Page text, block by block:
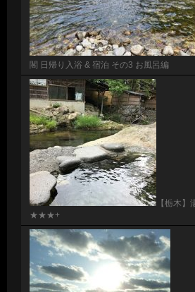
閣 日帰り入浴 & 宿泊 その3 お風呂編
【栃木
★★★+